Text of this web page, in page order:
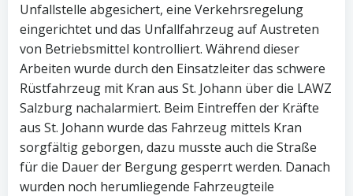
Unfallstelle abgesichert, eine Verkehrsregelung
eingerichtet und das Unfallfahrzeug auf Austreten
von Betriebsmittel kontrolliert. Während dieser
Arbeiten wurde durch den Einsatzleiter das schwere
Rüstfahrzeug mit Kran aus St. Johann über die LAWZ
Salzburg nachalarmiert. Beim Eintreffen der Kräfte
aus St. Johann wurde das Fahrzeug mittels Kran
sorgfältig geborgen, dazu musste auch die Straße
für die Dauer der Bergung gesperrt werden. Danach
wurden noch herumliegende Fahrzeugteile